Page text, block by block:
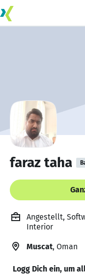
faraz taha
Angestellt,
Interior
Muscat, Oman
Logg Dich ein, um